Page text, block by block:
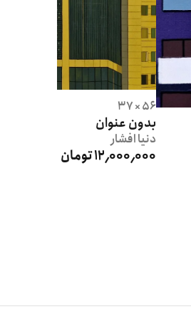
56 × 37
بدون عنوان
دنیاافشار
12٬000٬000 تومان